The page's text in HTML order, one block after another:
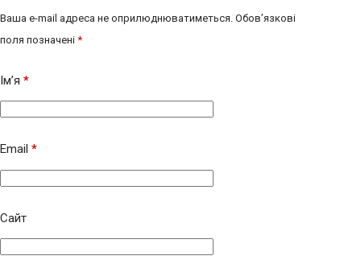
Ваша e-mail адреса не оприлюднюватиметься. Обов’язкові
поля позначені *
Ім’я *
Email *
Сайт